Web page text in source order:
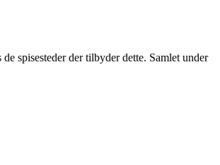
spisesteder der tilbyder dette. Samlet under